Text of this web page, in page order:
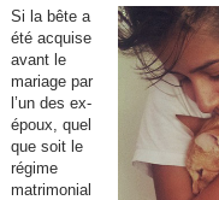
Si la bête a
été acquise
avant le
mariage par
l’un des ex-
époux, quel
que soit le
régime
matrimonial